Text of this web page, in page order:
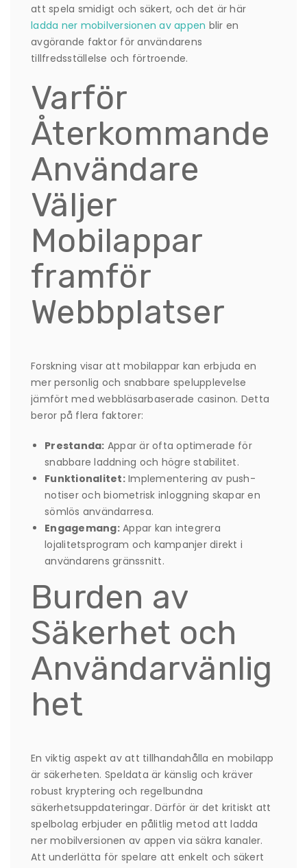
att spela smidigt och säkert, och det är här
ladda ner mobilversionen av appen blir en
avgörande faktor för användarens
tillfredsställelse och förtroende.
Varför
Återkommande
Användare
Väljer
Mobilappar
framför
Webbplatser
Forskning visar att mobilappar kan erbjuda en
mer personlig och snabbare spelupplevelse
jämfört med webbläsarbaserade casinon. Detta
beror på flera faktorer:
Prestanda: Appar är ofta optimerade för
snabbare laddning och högre stabilitet.
Funktionalitet:Implementering av push-
notiser och biometrisk inloggning skapar en
sömlös användarresa.
Engagemang:Appar kan integrera
lojalitetsprogram och kampanjer direkt i
användarens gränssnitt.
Burden av
Säkerhet och
Användarvänlig
het
En viktig aspekt av att tillhandahålla en mobilapp
är säkerheten. Speldata är känslig och kräver
robust kryptering och regelbundna
säkerhetsuppdateringar. Därför är det kritiskt att
spelbolag erbjuder en pålitlig metod att ladda
ner mobilversionen av appen via säkra kanaler.
Att underlätta för spelare att enkelt och säkert